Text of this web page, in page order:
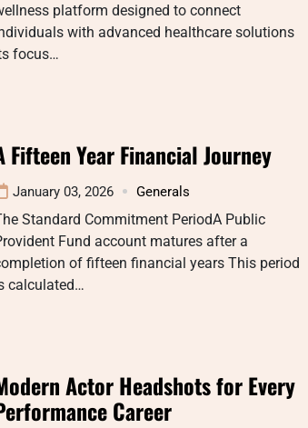
platform designed to connect
with advanced healthcare solutions
focus…
Fifteen Year Financial Journey
January 03, 2026 Generals
Standard Commitment PeriodA Public
Fund account matures after a
of fifteen financial years This period
calculated…
Actor Headshots for Every
Career